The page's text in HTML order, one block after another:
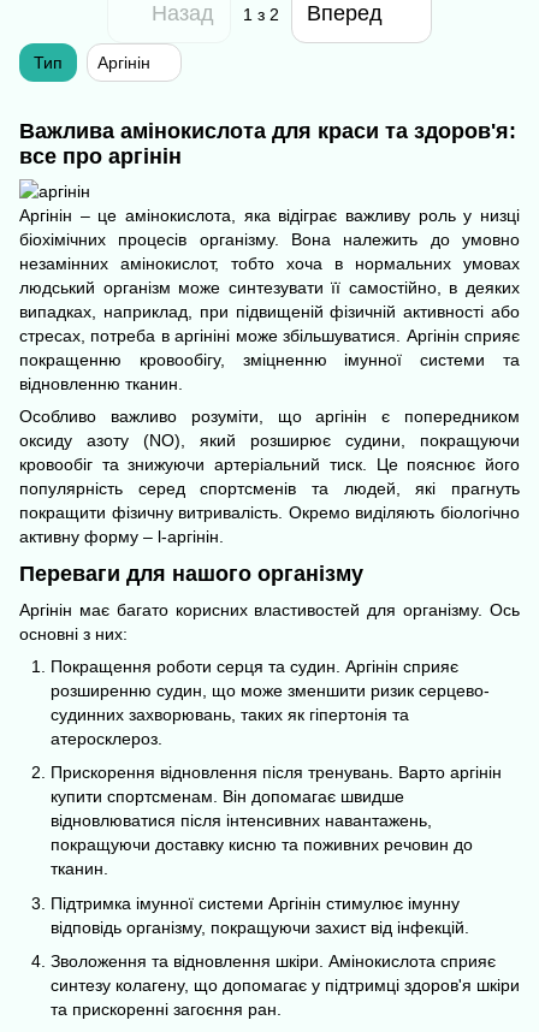
Назад 1 з 2 Вперед
Важлива амінокислота для краси та здоров'я:
все про аргінін
Аргінін – це амінокислота , яка відіграє важливу роль у низці
біохімічних процесів організму. Вона належить до умовно
незамінних амінокислот, тобто хоча в нормальних умовах
людський організм може синтезувати її самостійно, в деяких
випадках, наприклад, при підвищеній фізичній активності або
стресах, потреба в аргініні може збільшуватися. Аргінін сприяє
покращенню кровообігу, зміцненню імунної системи та
відновленню тканин.
Особливо важливо розуміти, що аргінін є попередником
оксиду азоту (NO), який розширює судини, покращуючи
кровообіг та знижуючи артеріальний тиск. Це пояснює його
популярність серед спортсменів та людей, які прагнуть
покращити фізичну витривалість. Окремо виділяють біологічно
активну форму – l-аргінін.
Переваги для нашого організму
Аргінін має багато корисних властивостей для організму. Ось
основні з них:
Покращення роботи серця та судин. Аргінін сприяє
розширенню судин, що може зменшити ризик серцево-
судинних захворювань, таких як гіпертонія та
атеросклероз.
Прискорення відновлення після тренувань. Варто аргінін
купити спортсменам. Він допомагає швидше
відновлюватися після інтенсивних навантажень,
покращуючи доставку кисню та поживних речовин до
тканин.
Підтримка імунної системи Аргінін стимулює імунну
відповідь організму, покращуючи захист від інфекцій.
Зволоження та відновлення шкіри. Амінокислота сприяє
синтезу колагену, що допомагає у підтримці здоров'я шкіри
та прискоренні загоєння ран.
Тип Аргінін